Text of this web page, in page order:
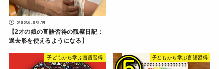
2023.09.19
【2才の娘の言語習得の観察日記：
過去形を使えるようになる】
子どもから学ぶ言語習得 子どもから学ぶ言語習得